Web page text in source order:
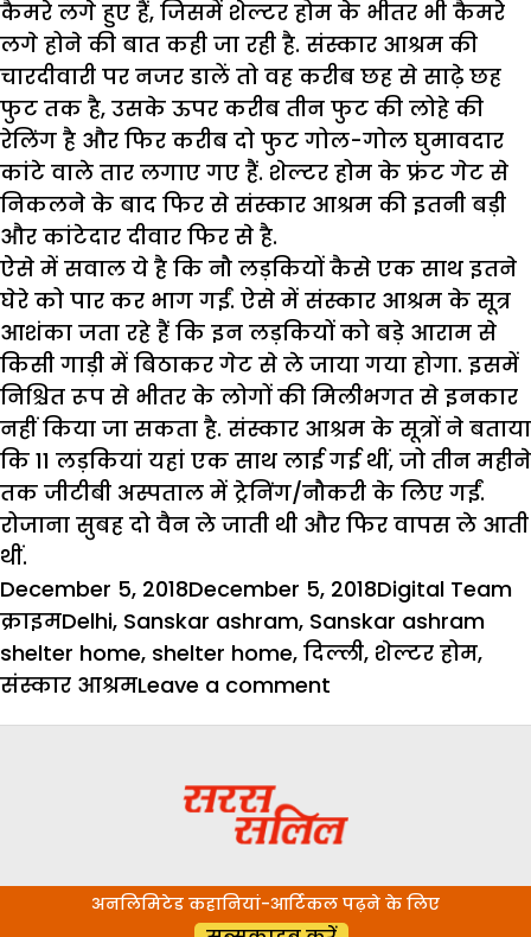
कैमरे लगे हुए हैं, जिसमें शेल्टर होम के भीतर भी कैमरे
लगे होने की बात कही जा रही है. संस्कार आश्रम की
चारदीवारी पर नजर डालें तो वह करीब छह से साढ़े छह
फुट तक है, उसके ऊपर करीब तीन फुट की लोहे की
रेलिंग है और फिर करीब दो फुट गोल-गोल घुमावदार
कांटे वाले तार लगाए गए हैं. शेल्टर होम के फ्रंट गेट से
निकलने के बाद फिर से संस्कार आश्रम की इतनी बड़ी
और कांटेदार दीवार फिर से है.
ऐसे में सवाल ये है कि नौ लड़कियों कैसे एक साथ इतने
घेरे को पार कर भाग गईं. ऐसे में संस्कार आश्रम के सूत्र
आशंका जता रहे हैं कि इन लड़कियों को बड़े आराम से
किसी गाड़ी में बिठाकर गेट से ले जाया गया होगा. इसमें
निश्चित रूप से भीतर के लोगों की मिलीभगत से इनकार
नहीं किया जा सकता है. संस्कार आश्रम के सूत्रों ने बताया
कि 11 लड़कियां यहां एक साथ लाई गई थीं, जो तीन महीने
तक जीटीबी अस्पताल में ट्रेनिंग/नौकरी के लिए गईं.
रोजाना सुबह दो वैन ले जाती थी और फिर वापस ले आती
थीं.
Posted
on
December 5, 2018December 5, 2018Author
Digital Team
क्राइमTags
Delhi, Sanskar ashram, Sanskar ashram
shelter home, shelter home, दिल्ली, शेल्टर होम,
संस्कार आश्रमLeave a comment
लापता
हुईं
लड़कियां
अनलिमिटेड कहानियां-आर्टिकल पढ़ने के लिए